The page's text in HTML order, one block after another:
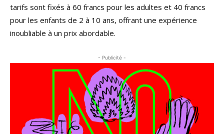
tarifs sont fixés à 60 francs pour les adultes et 40 francs
pour les enfants de 2 à 10 ans, offrant une expérience
inoubliable à un prix abordable.
- Publicité -